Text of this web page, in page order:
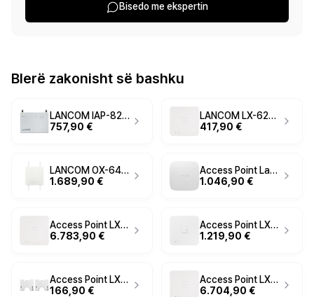
Bisedo me ekspertin
Blerë zakonisht së bashku
LANCOM IAP-821 Industrial WLAN Access Point – Wi-Fi 5, 867Mbps, Gigabit PoE, IP50 Metal Housing
757,90 €
LANCOM LX-6200 Wi-Fi 6 Access Point – AX1800 Dual Band, 2×2 MU-MIMO, Gigabit PoE+
417,90 €
LANCOM OX-6402 Outdoor Wi-Fi 6 Access Point – AX3600, 4×4 MU-MIMO, 2× 2.5G PoE, IP67
1.689,90 €
Access Point Lancom LX‑7500
1.046,90 €
Access Point LX‑6400 / Edu Bundle / 10 Units / EDU Projects
6.783,90 €
Access Point LX‑6500E / WW
1.219,90 €
Access Point LX‑7000 / T‑Bar Mount / Bulk 5
166,90 €
Access Point LX‑6400 / 10 Units Pack / WW
6.704,90 €